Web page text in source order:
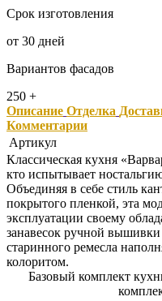
Срок изготовления
от 30 дней
Вариантов фасадов
250 +
Описание Отделка
Комментарии
Артикул
Классическая кухня
кто испытывает
Объединяя в себе стиль
покрытого пленкой, эта
эксплуатации своему
занавесок ручной
старинного ремесла
колоритом.
Базовый комплект